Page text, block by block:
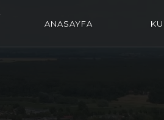
ANASAYFA